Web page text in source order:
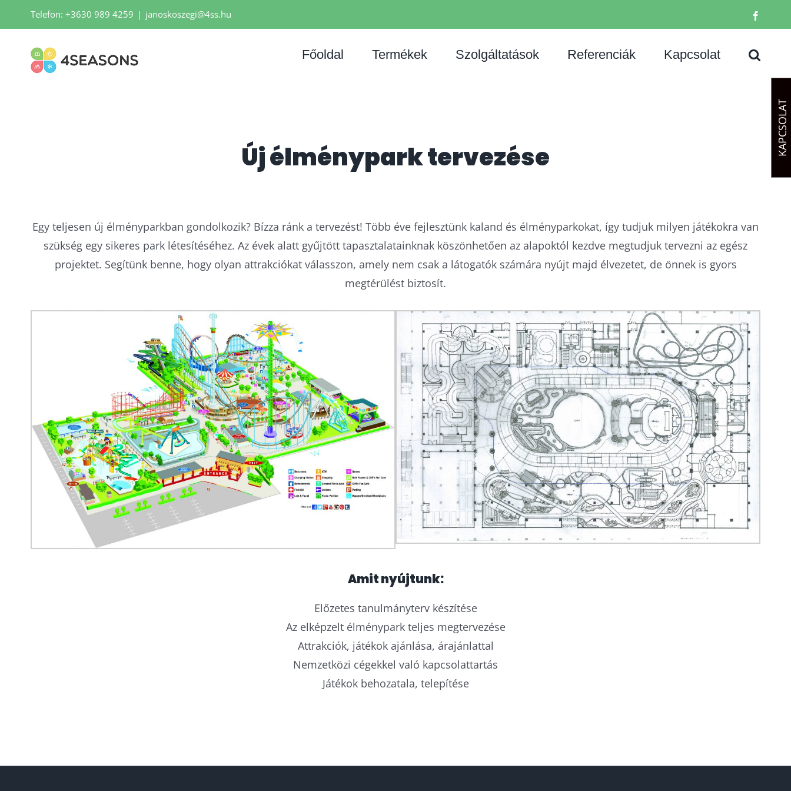
to
content
Telefon: +3630 989 4259 | janoskoszegi@4ss.hu
Főoldal Termékek Szolgáltatások Referenciák Kapcsolat
Új élménypark tervezése
Egy teljesen új élményparkban gondolkozik? Bízza ránk a tervezést! Több éve fejlesztünk kaland és élményparkokat, így tudjuk milyen játékokra van
szükség egy sikeres park létesítéséhez. Az évek alatt gyűjtött tapasztalatainknak köszönhetően az alapoktól kezdve megtudjuk tervezni az egész
projektet. Segítünk benne, hogy olyan attrakciókat válasszon, amely nem csak a látogatók számára nyújt majd élvezetet, de önnek is gyors
megtérülést biztosít.
Amit nyújtunk:
Előzetes tanulmányterv készítése
Az elképzelt élménypark teljes megtervezése
Attrakciók, játékok ajánlása, árajánlattal
Nemzetközi cégekkel való kapcsolattartás
Játékok behozatala, telepítése
KAPCSOLAT